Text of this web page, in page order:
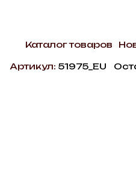
Каталог товаров
Артикул: 51975_EU